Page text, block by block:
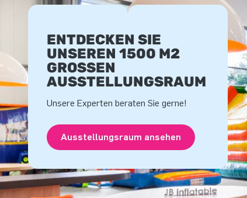
ENTDECKEN SIE
UNSEREN 1500 M2
GROSSEN A
USSTELLUNGSRAUM
Unsere Experten beraten Sie gerne!
Ausstellungsraum ansehen